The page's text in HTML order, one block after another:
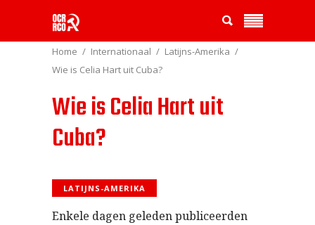
Home Internationaal
Latijns-Amerika
Wie is Celia Hart uit Cuba?
Wie is Celia Hart uit
Cuba?
LATIJNS-AMERIKA
Enkele dagen geleden publiceerden